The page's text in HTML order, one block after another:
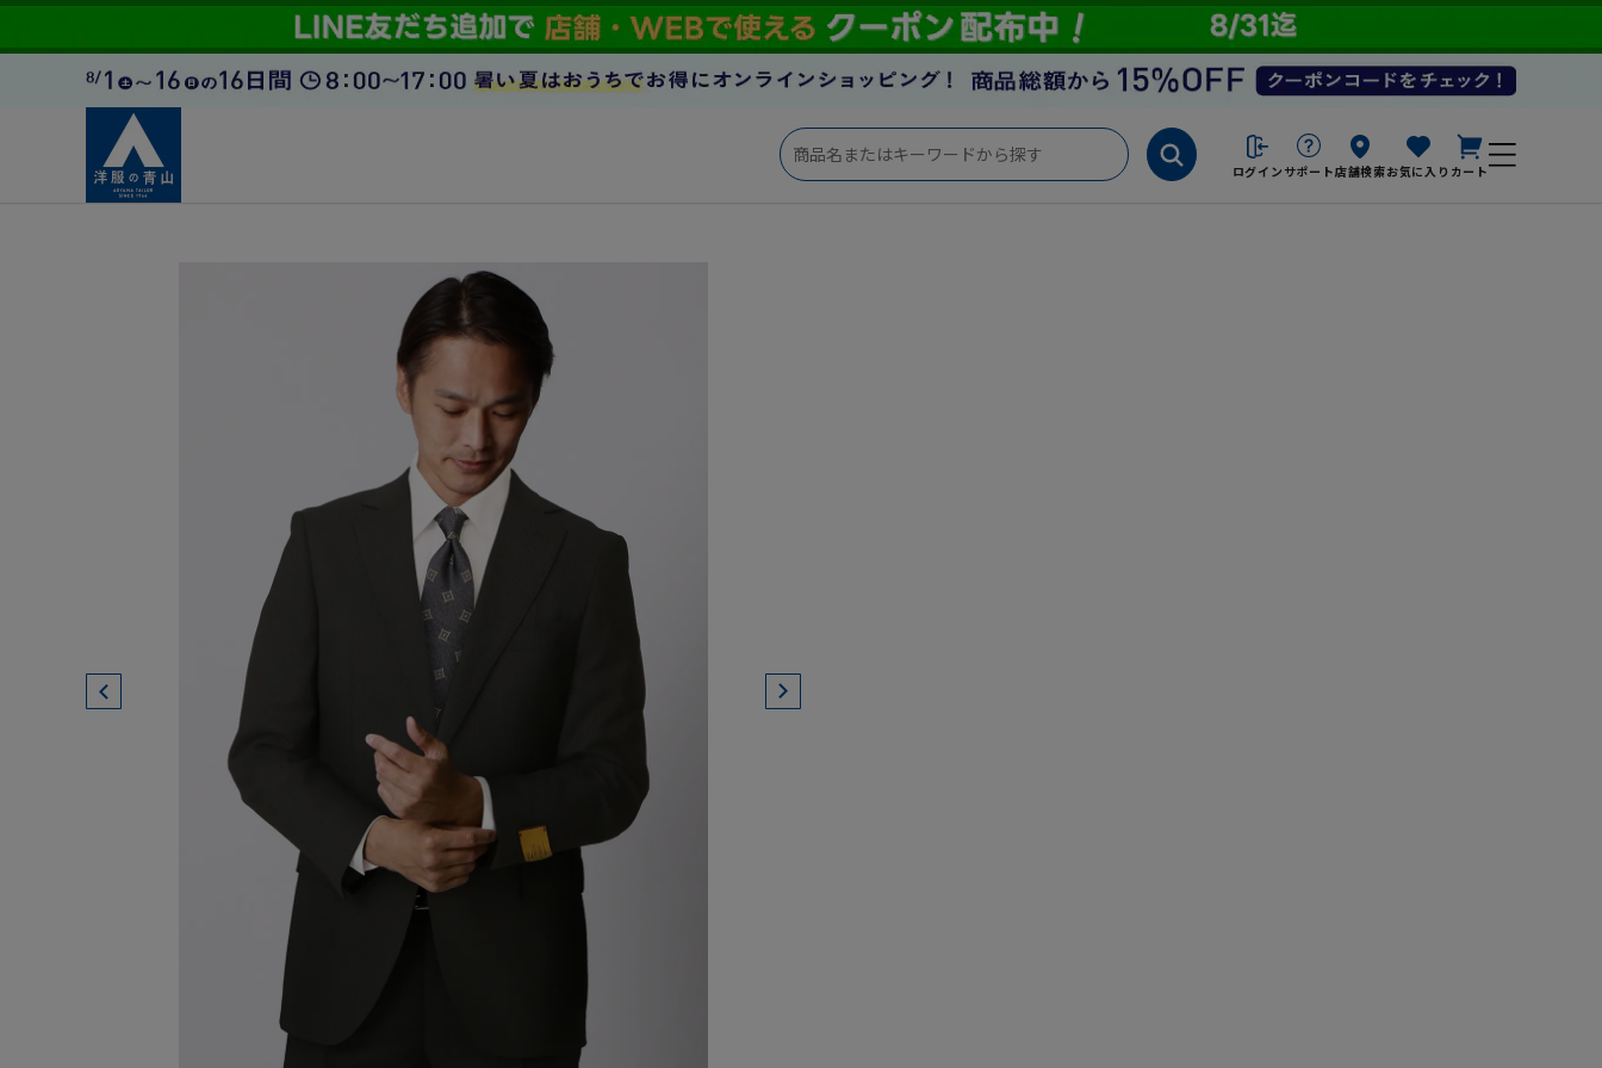
ログイン サポート店舗検索お気に入り カート